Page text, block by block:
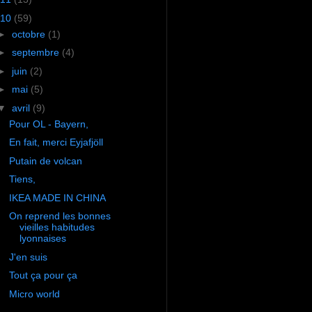
10 (59)
octobre (1)
septembre (4)
juin (2)
mai (5)
avril (9)
Pour OL - Bayern,
En fait, merci Eyjafjöll
Putain de volcan
Tiens,
IKEA MADE IN CHINA
On reprend les bonnes
vieilles habitudes
lyonnaises
J'en suis
Tout ça pour ça
Micro world